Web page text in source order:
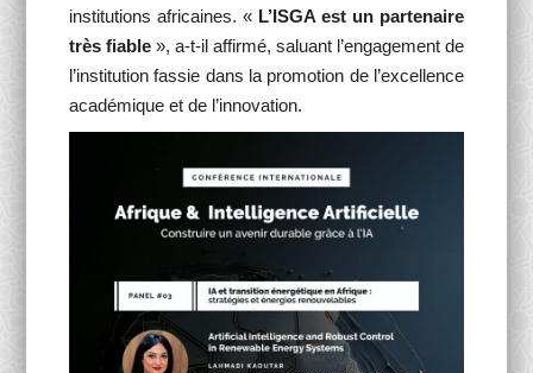
institutions africaines. « L’ISGA est un partenaire
très fiable», a-t-il affirmé, saluant l’engagement de
l’institution fassie dans la promotion de l’excellence
académique et de l’innovation.